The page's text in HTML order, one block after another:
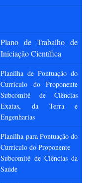
Plano de Trabalho de
Iniciação Científica
Planilha de Pontuação do
Currículo do Proponente
Subcomitê de Ciências
Exatas, da Terra e
Engenharias
Planilha para Pontuação do
Currículo do Proponente
Subcomitê de Ciências da
Saúde